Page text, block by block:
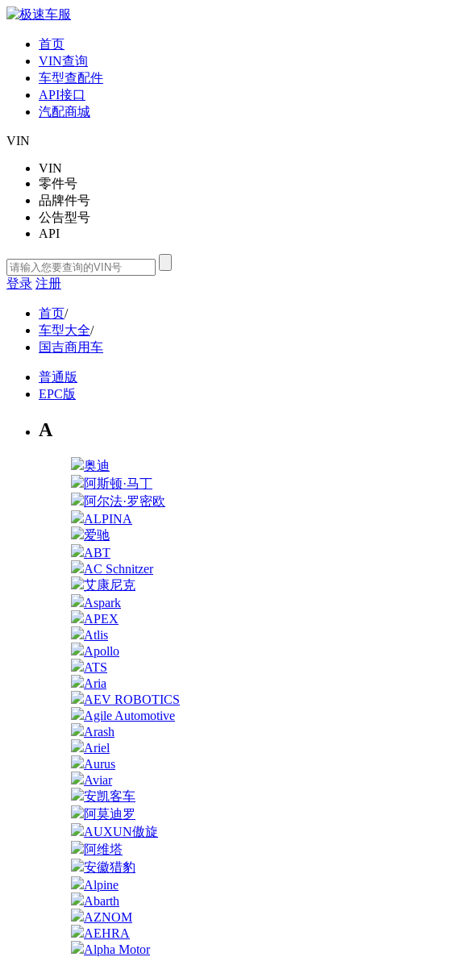
首页
VIN查询
车型查配件
API接口
汽配商城
VIN
VIN
零件号
品牌件号
公告型号
API
登录 注册
首页/
车型大全/
国吉商用车
普通版
EPC版
A
奥迪
阿斯顿·马丁
阿尔法·罗密欧
ALPINA
爱驰
ABT
AC Schnitzer
艾康尼克
Aspark
APEX
Atlis
Apollo
ATS
Aria
AEV ROBOTICS
Agile Automotive
Arash
Ariel
Aurus
Aviar
安凯客车
阿莫迪罗
AUXUN傲旋
阿维塔
安徽猎豹
Alpine
Abarth
AZNOM
AEHRA
Alpha Motor